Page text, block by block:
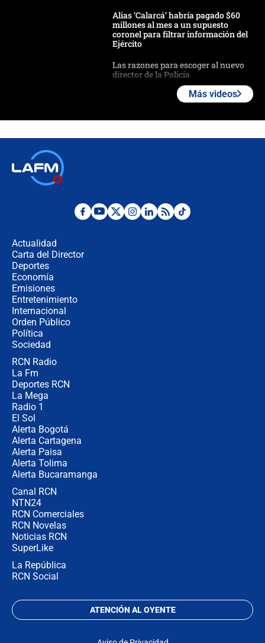
Alias ‘Calarcá’ habría pagado $60
millones al mes a un supuesto
coronel para filtrar información del
Ejército
Las razones para escoger al nuevo
director de la Policía
"No hubo fraude ni posibilidad de
Más videos
Actualidad
Carta del Director
Deportes
Economía
Emisiones
Entretenimiento
Internacional
Orden Público
Política
Sociedad
RCN Radio
La Fm
Deportes RCN
La Mega
Radio 1
El Sol
Alerta Bogotá
Alerta Cartagena
Alerta Paisa
Alerta Tolima
Alerta Bucaramanga
Canal RCN
NTN24
RCN Comerciales
RCN Novelas
Noticias RCN
SuperLike
La República
RCN Social
ATENCIÓN AL OYENTE